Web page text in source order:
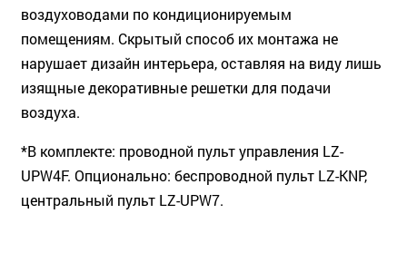
воздуховодами по кондиционируемым
помещениям. Скрытый способ их монтажа не
нарушает дизайн интерьера, оставляя на виду лишь
изящные декоративные решетки для подачи
воздуха.
*В комплекте: проводной пульт управления LZ-
UPW4F. Опционально: беспроводной пульт LZ-KNP,
центральный пульт LZ-UPW7.